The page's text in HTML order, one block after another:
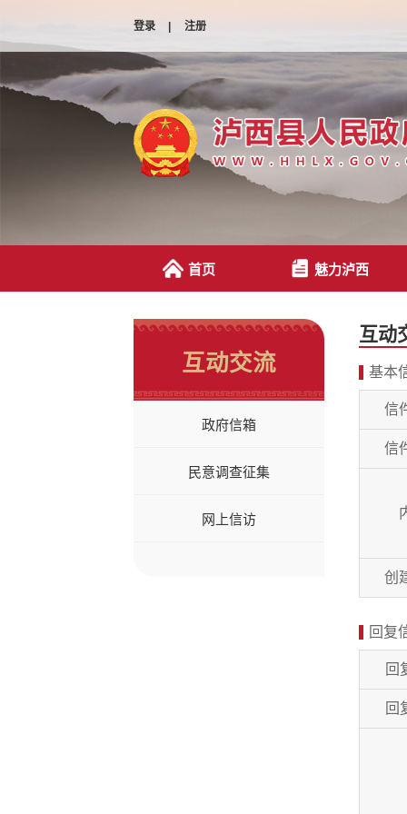
登录 | 注册
首页 魅力泸西
互动交流
政府信箱
民意调查征集
网上信访
互动
基本
信
信
创
回复
回
回